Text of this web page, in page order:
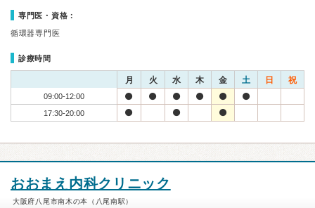
専門医・資格：
循環器専門医
診療時間
月 火 水 木 金 土 日 祝
09:00-12:00
17:30-20:00
おおまえ内科クリニック
大阪府八尾市南木の本（八尾南駅）